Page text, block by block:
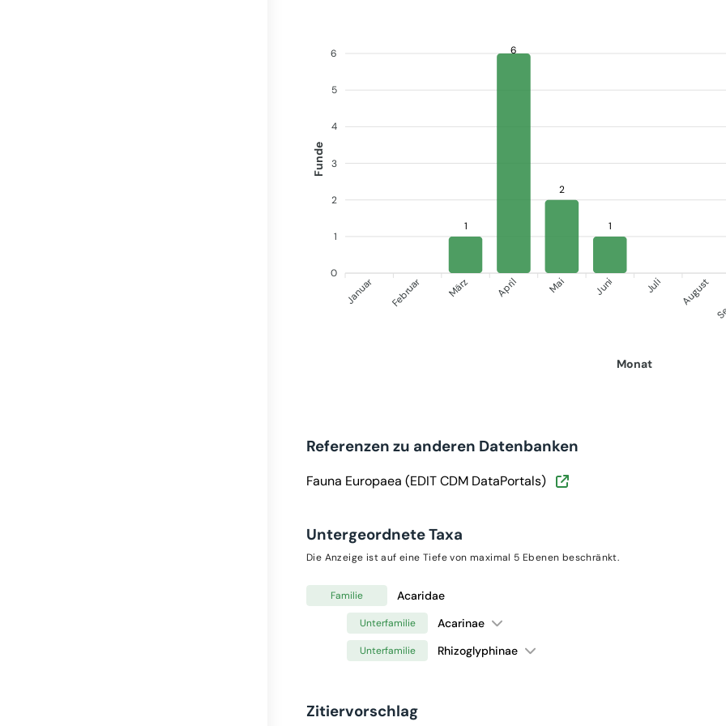
6
5
4
3
2
1
0
Funde
1
6
2
1
Januar Februar März April Mai Juni Juli August
Monat
Referenzen zu anderen Datenbanken
Fauna Europaea (EDIT CDM DataPortals)
Untergeordnete Taxa
Die Anzeige ist auf eine Tiefe von maximal 5 Ebenen beschränkt.
Familie Acaridae
Unterfamilie Acarinae
Unterfamilie Rhizoglyphinae
Zitiervorschlag